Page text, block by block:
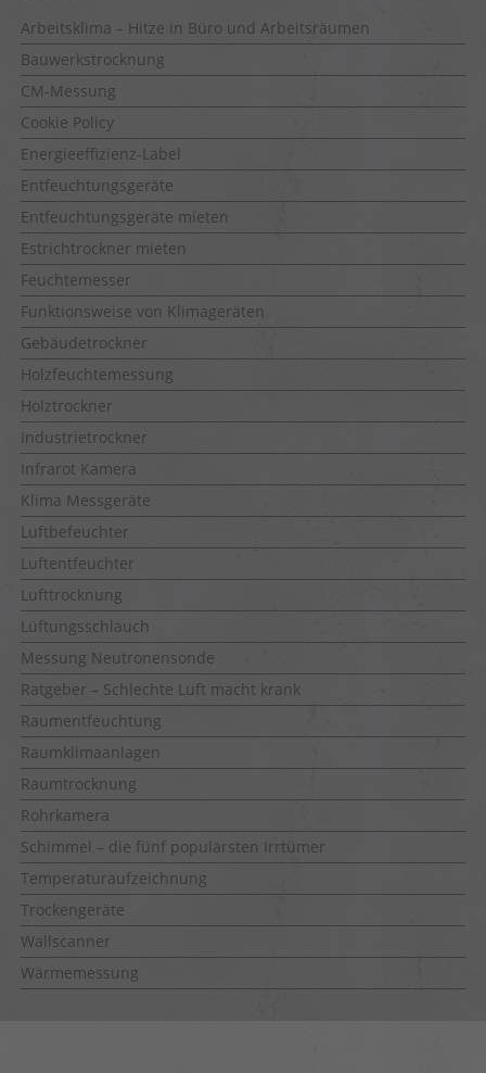
Arbeitsklima – Hitze in Büro und Arbeitsräumen
Bauwerkstrocknung
CM-Messung
Cookie Policy
Energieeffizienz-Label
Entfeuchtungsgeräte
Entfeuchtungsgeräte mieten
Estrichtrockner mieten
Feuchtemesser
Funktionsweise von Klimageräten
Gebäudetrockner
Holzfeuchtemessung
Holztrockner
Industrietrockner
Infrarot Kamera
Klima Messgeräte
Luftbefeuchter
Luftentfeuchter
Lufttrocknung
Lüftungsschlauch
Messung Neutronensonde
Ratgeber – Schlechte Luft macht krank
Raumentfeuchtung
Raumklimaanlagen
Raumtrocknung
Rohrkamera
Schimmel – die fünf populärsten Irrtümer
Temperaturaufzeichnung
Trockengeräte
Wallscanner
Wärmemessung